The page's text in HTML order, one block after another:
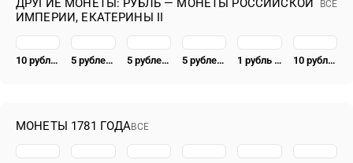
ДРУГИЕ МОНЕТЫ: РУБЛЬ — МОНЕТЫ РОССИЙСКОЙ
ИМПЕРИИ, ЕКАТЕРИНЫ II
ВСЕ
10 рублей 1762, СПБ-TI, Екатерина II 5 рублей 1763, СПБ 5 рублей 1766, СПБ-TI, портрет уже 5 рублей 1768, СПБ-TI 1 рубль 1779 10 рублей 1796, СПБ-TI
МОНЕТЫ 1781 ГОДАВСЕ